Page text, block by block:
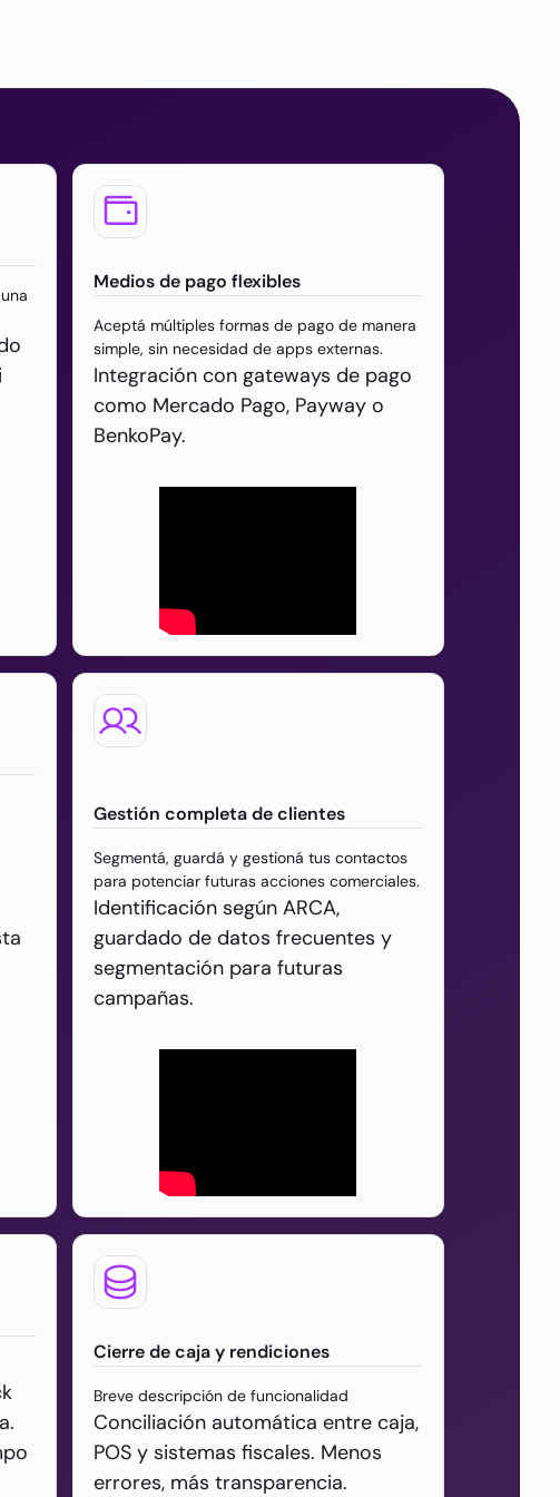
Medios de pago flexibles
Aceptá múltiples formas de pago de manera
simple, sin necesidad de apps externas.
Integración con gateways de pago
como Mercado Pago, Payway o
BenkoPay.
Gestión completa de clientes
Segmentá, guardá y gestioná tus contactos
para potenciar futuras acciones comerciales.
Identificación según ARCA,
guardado de datos frecuentes y
segmentación para futuras
campañas.
Cierre de caja y rendiciones
Breve descripción de funcionalidad
Conciliación automática entre caja,
POS y sistemas fiscales. Menos
errores, más transparencia.